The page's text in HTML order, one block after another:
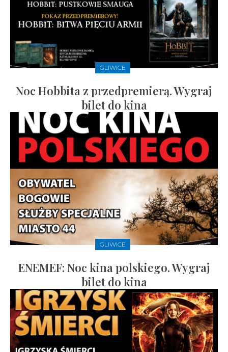
GLIWICE
Noc Hobbita z przedpremierą. Wygraj
bilet do kina
GLIWICE
ENEMEF: Noc kina polskiego. Wygraj
bilet do kina